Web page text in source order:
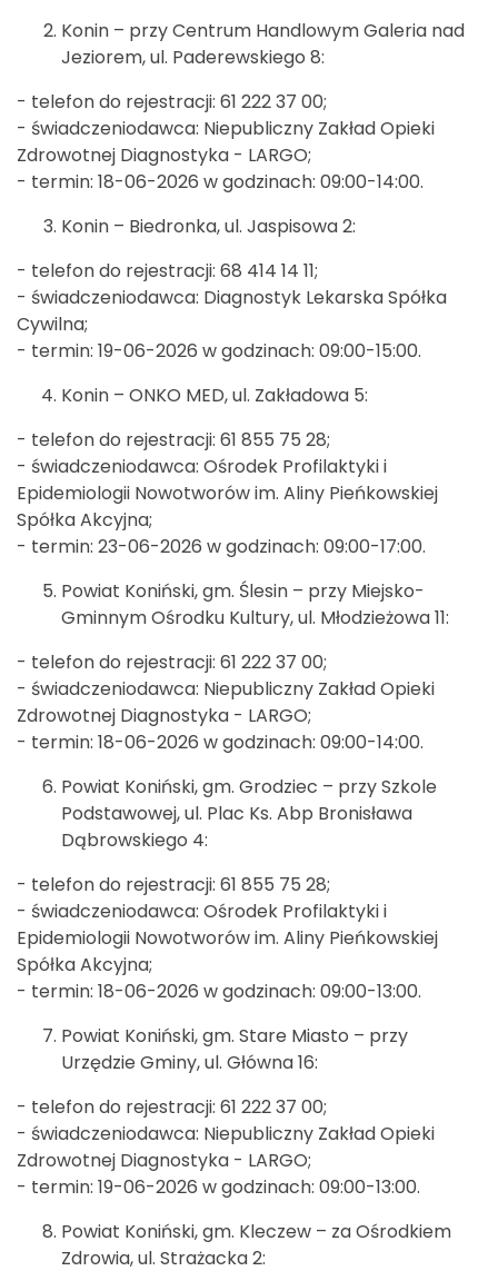
Konin – przy Centrum Handlowym Galeria nad
Jeziorem, ul. Paderewskiego 8:
- telefon do rejestracji: 61 222 37 00;
- świadczeniodawca: Niepubliczny Zakład Opieki
Zdrowotnej Diagnostyka - LARGO;
- termin: 18-06-2026 w godzinach: 09:00-14:00.
Konin – Biedronka, ul. Jaspisowa 2:
- telefon do rejestracji: 68 414 14 11;
- świadczeniodawca: Diagnostyk Lekarska Spółka
Cywilna;
- termin: 19-06-2026 w godzinach: 09:00-15:00.
Konin – ONKO MED, ul. Zakładowa 5:
- telefon do rejestracji: 61 855 75 28;
- świadczeniodawca: Ośrodek Profilaktyki i
Epidemiologii Nowotworów im. Aliny Pieńkowskiej
Spółka Akcyjna;
- termin: 23-06-2026 w godzinach: 09:00-17:00.
Powiat Koniński, gm. Ślesin – przy Miejsko-
Gminnym Ośrodku Kultury, ul. Młodzieżowa 11:
- telefon do rejestracji: 61 222 37 00;
- świadczeniodawca: Niepubliczny Zakład Opieki
Zdrowotnej Diagnostyka - LARGO;
- termin: 18-06-2026 w godzinach: 09:00-14:00.
Powiat Koniński, gm. Grodziec – przy Szkole
Podstawowej, ul. Plac Ks. Abp Bronisława
Dąbrowskiego 4:
- telefon do rejestracji: 61 855 75 28;
- świadczeniodawca: Ośrodek Profilaktyki i
Epidemiologii Nowotworów im. Aliny Pieńkowskiej
Spółka Akcyjna;
- termin: 18-06-2026 w godzinach: 09:00-13:00.
Powiat Koniński, gm. Stare Miasto – przy
Urzędzie Gminy, ul. Główna 16:
- telefon do rejestracji: 61 222 37 00;
- świadczeniodawca: Niepubliczny Zakład Opieki
Zdrowotnej Diagnostyka - LARGO;
- termin: 19-06-2026 w godzinach: 09:00-13:00.
Powiat Koniński, gm. Kleczew – za Ośrodkiem
Zdrowia, ul. Strażacka 2: